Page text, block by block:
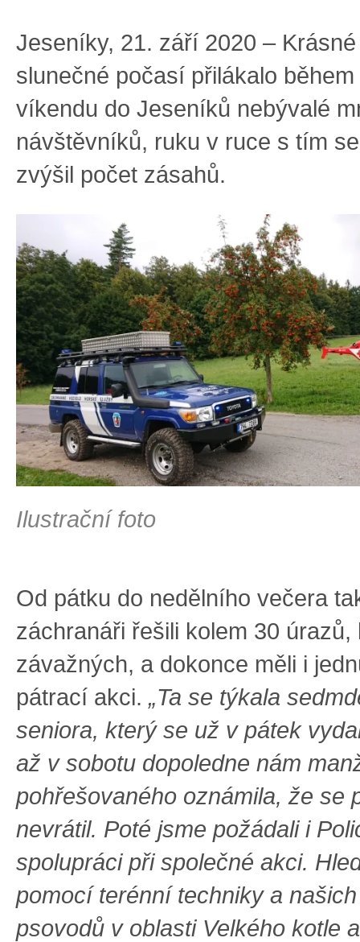
Jeseníky, 21. září 2020 –
slunečné počasí přilákalo
víkendu do Jeseníků nebývalé
návštěvníků, ruku v ruce s tím
zvýšil počet zásahů.
Ilustrační foto
Od pátku do nedělního večera
záchranáři řešili kolem 30 úrazů,
závažných, a dokonce měli i
pátrací akci. „Ta se týkala
seniora, který se už v pátek
až v sobotu dopoledne nám
pohřešovaného oznámila, že se
nevrátil. Poté jsme požádali i
spolupráci při společné akci.
pomocí terénní techniky a
psovodů v oblasti Velkého kotle